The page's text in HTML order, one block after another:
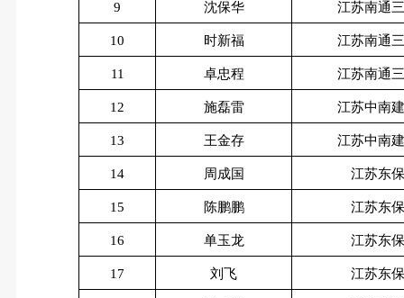
9 沈保华 江苏南通
10 时新福 江苏南通
11 卓忠程 江苏南通
12 施磊雷 江苏中南
13 王金存 江苏中南
14 周成国 江苏东
15 陈鹏鹏 江苏东
16 单玉龙 江苏东
17 刘飞 江苏东